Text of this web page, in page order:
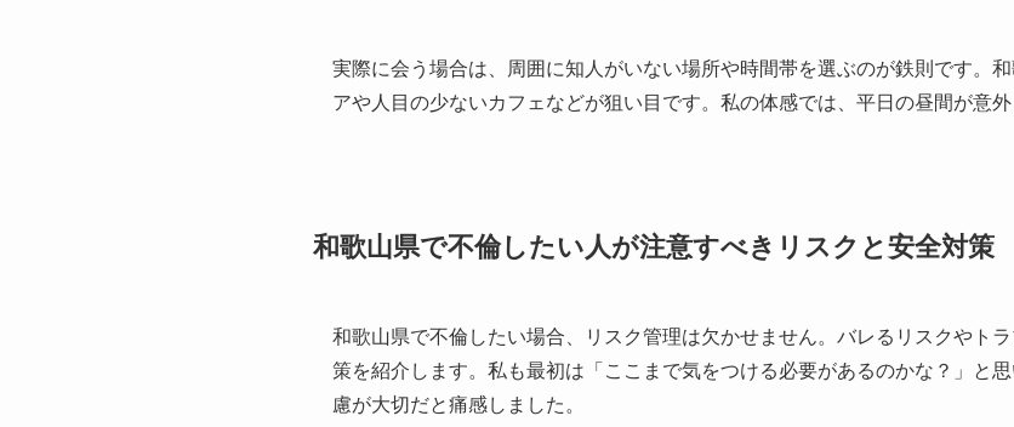
実際に会う場合は、周囲に知人がいない場所や時間帯を選ぶのが鉄則です。
アや人目の少ないカフェなどが狙い目です。私の体感では、平日の昼間が意外
和歌山県で不倫したい人が注意すべきリスクと安全対策
和歌山県で不倫したい場合、リスク管理は欠かせません。バレるリスクやト
策を紹介します。私も最初は「ここまで気をつける必要があるのかな？」と
慮が大切だと痛感しました。